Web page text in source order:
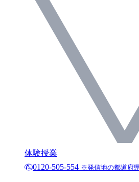
体験授業
0120-505-554 ※発信地の都道府